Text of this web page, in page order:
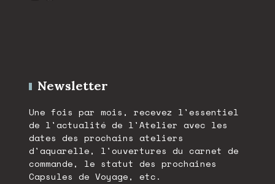
Newsletter
Une fois par mois, recevez l'essentiel
de l'actualité de l'Atelier avec les
dates des prochains ateliers
d'aquarelle, l'ouvertures du carnet de
commande, le statut des prochaines
Capsules de Voyage, etc.